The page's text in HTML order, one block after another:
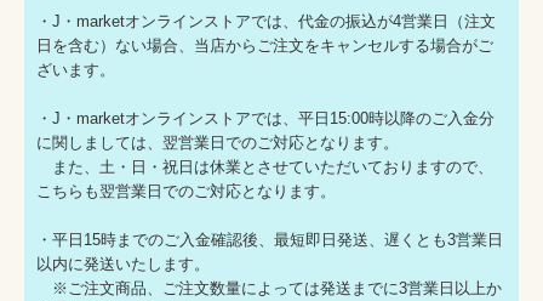
・J・marketオンラインストアでは、代金の振込が4営業日（注文
日を含む）ない場合、当店からご注文をキャンセルする場合がご
ざいます。
・J・marketオンラインストアでは、平日15:00時以降のご入金分
に関しましては、翌営業日でのご対応となります。
また、土・日・祝日は休業とさせていただいておりますので、
こちらも翌営業日でのご対応となります。
・平日15時までのご入金確認後、最短即日発送、遅くとも3営業日
以内に発送いたします。
※ご注文商品、ご注文数量によっては発送までに3営業日以上か